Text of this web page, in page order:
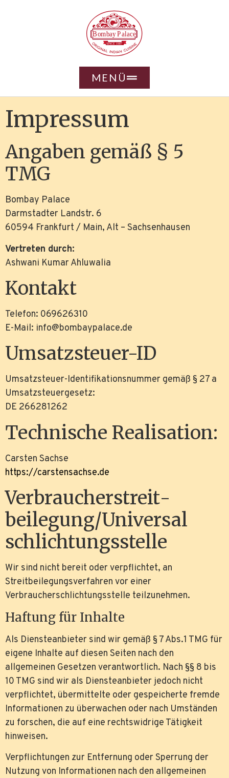
MENÜ
Impressum
Angaben gemäß § 5
TMG
Bombay Palace
Darmstadter Landstr. 6
60594 Frankfurt / Main, Alt – Sachsenhausen
Vertreten durch:
Ashwani Kumar Ahluwalia
Kontakt
Telefon: 069626310
E-Mail: info@bombaypalace.de
Umsatzsteuer-ID
Umsatzsteuer-Identifikationsnummer gemäß § 27 a
Umsatzsteuergesetz:
DE 266281262
Technische Realisation:
Carsten Sachse
https://carstensachse.de
Verbraucher­streit­
beilegung/Universal­
schlichtungs­stelle
Wir sind nicht bereit oder verpflichtet, an
Streitbeilegungsverfahren vor einer
Verbraucherschlichtungsstelle teilzunehmen.
Haftung für Inhalte
Als Diensteanbieter sind wir gemäß § 7 Abs.1 TMG für
eigene Inhalte auf diesen Seiten nach den
allgemeinen Gesetzen verantwortlich. Nach §§ 8 bis
10 TMG sind wir als Diensteanbieter jedoch nicht
verpflichtet, übermittelte oder gespeicherte fremde
Informationen zu überwachen oder nach Umständen
zu forschen, die auf eine rechtswidrige Tätigkeit
hinweisen.
Verpflichtungen zur Entfernung oder Sperrung der
Nutzung von Informationen nach den allgemeinen